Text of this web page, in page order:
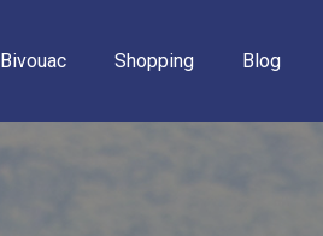
Bivouac Shopping Blog